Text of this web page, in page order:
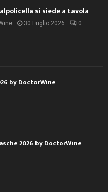
si siede a tavola
30 Luglio 2026 0
by DoctorWine
2026 by DoctorWine